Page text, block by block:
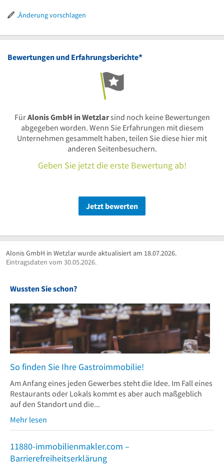
30
Uhr
12
30
Uhr
bis
Uhr
15
Änderung vorschlagen
Bewertungen und Erfahrungsberichte*
FürAlonis GmbH in Wetzlarsind noch keine Bewertungen
abgegeben worden. Wenn Sie Erfahrungen mit diesem
Unternehmen gesammelt haben, teilen Sie diese hier mit
anderen Seitenbesuchern.
Geben Sie jetzt die erste Bewertung ab!
Jetzt bewerten
Alonis GmbH in Wetzlar wurde aktualisiert am 18.07.2026.
Eintragsdaten vom 30.05.2026.
Wussten Sie schon?
So finden Sie Ihre Gastroimmobilie!
Am Anfang eines jeden Gewerbes steht die Idee. Im Fall eines
Restaurants oder Lokals kommt es aber auch maßgeblich
auf den Standort und die...
Mehr lesen
11880-immobilienmakler.com –
Barrierefreiheitserklärung